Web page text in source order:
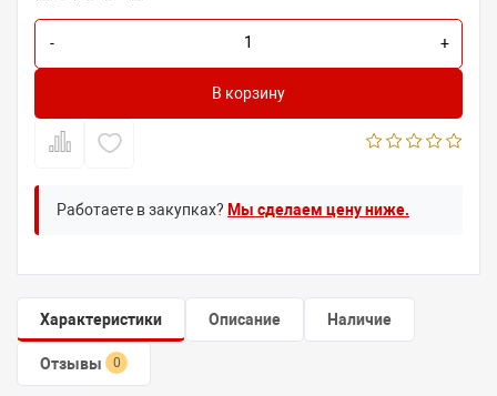
- +
В корзину
Работаете в закупках? Мы сделаем цену ниже.
Характеристики Описание Наличие
Отзывы 0